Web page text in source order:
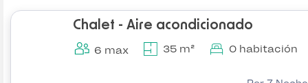
Chalet - Aire acondicionado
6 max 35 m² 0 habitación